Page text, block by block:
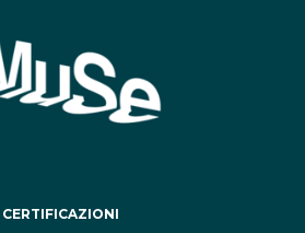
CERTIFICAZIONI